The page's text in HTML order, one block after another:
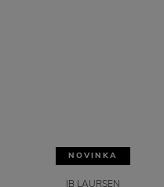
NOVINKA
IB LAURSEN